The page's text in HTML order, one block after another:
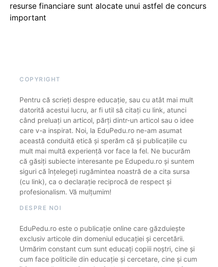
resurse financiare sunt alocate unui astfel de concurs
important
COPYRIGHT
Pentru că scrieți despre educație, sau cu atât mai mult
datorită acestui lucru, ar fi util să citați cu link, atunci
când preluați un articol, părți dintr-un articol sau o idee
care v-a inspirat. Noi, la EduPedu.ro ne-am asumat
această conduită etică și sperăm că și publicațiile cu
mult mai multă experiență vor face la fel. Ne bucurăm
că găsiți subiecte interesante pe Edupedu.ro și suntem
siguri că înțelegeți rugămintea noastră de a cita sursa
(cu link), ca o declarație reciprocă de respect și
profesionalism. Vă mulțumim!
DESPRE NOI
EduPedu.ro este o publicație online care găzduiește
exclusiv articole din domeniul educației și cercetării.
Urmărim constant cum sunt educați copiii noștri, cine și
cum face politicile din educație și cercetare, cine și cum